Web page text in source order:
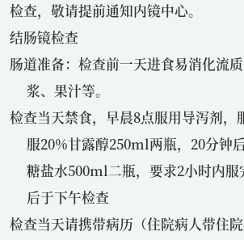
检查，敬请提前通知内镜中心。
结肠镜检查
肠道准备：检查前一天进食易消化流
浆、果汁等。
检查当天禁食，早晨8点服用导泻剂，
服20%甘露醇250ml两瓶，20分钟
糖盐水500ml二瓶，要求2小时内服
后于下午检查
检查当天请携带病历（住院病人带住院